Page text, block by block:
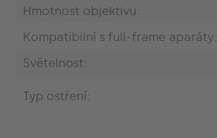
Hmotnost objektivu:
Kompatibilní s full-frame aparáty:
Světelnost:
Typ ostření: